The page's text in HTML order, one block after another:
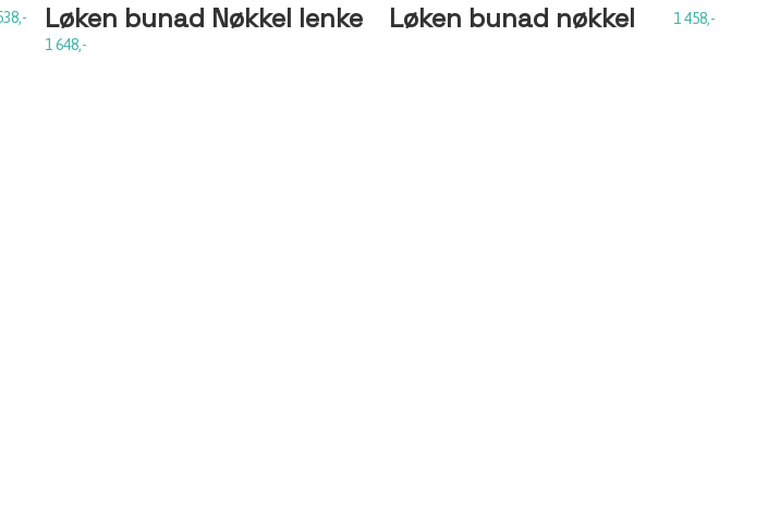
Løken bunad Nøkkel lenke
1 648,-
Løken bunad nøkkel 1 458,-